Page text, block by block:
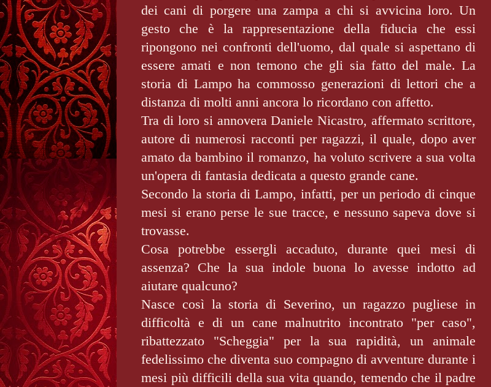
dei cani di porgere una zampa a chi si avvicina loro. Un
gesto che è la rappresentazione della fiducia che essi
ripongono nei confronti dell'uomo, dal quale si aspettano di
essere amati e non temono che gli sia fatto del male. La
storia di Lampo ha commosso generazioni di lettori che a
distanza di molti anni ancora lo ricordano con affetto.
Tra di loro si annovera Daniele Nicastro, affermato scrittore,
autore di numerosi racconti per ragazzi, il quale, dopo aver
amato da bambino il romanzo, ha voluto scrivere a sua volta
un'opera di fantasia dedicata a questo grande cane.
Secondo la storia di Lampo, infatti, per un periodo di cinque
mesi si erano perse le sue tracce, e nessuno sapeva dove si
trovasse.
Cosa potrebbe essergli accaduto, durante quei mesi di
assenza? Che la sua indole buona lo avesse indotto ad
aiutare qualcuno?
Nasce così la storia di Severino, un ragazzo pugliese in
difficoltà e di un cane malnutrito incontrato "per caso",
ribattezzato "Scheggia" per la sua rapidità, un animale
fedelissimo che diventa suo compagno di avventure durante i
mesi più difficili della sua vita quando, temendo che il padre